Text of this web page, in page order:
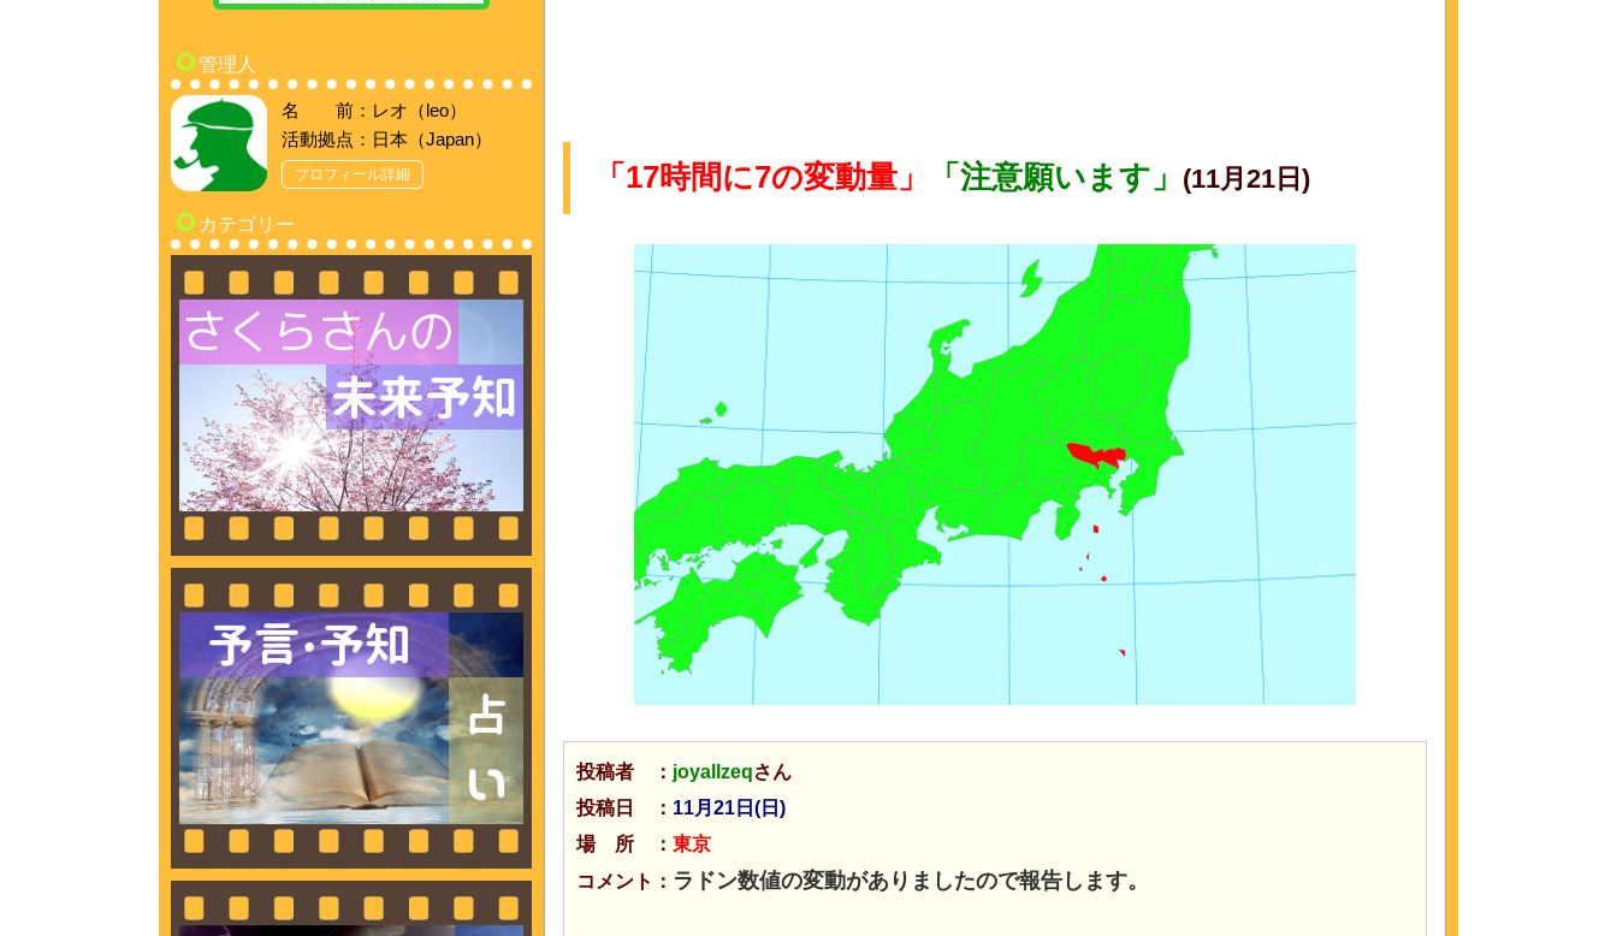
「17時間に7の変動量」 「注意願います」 (11月21日)
投稿者 ： joyallzeqさん
投稿日 ： 11月21日(日)
場 所 ： 東京
コメント： ラドン数値の変動がありましたので報告します。
管理人
名 前：レオ（leo）
活動拠点：日本（Japan）
プロフィール詳細
カテゴリー